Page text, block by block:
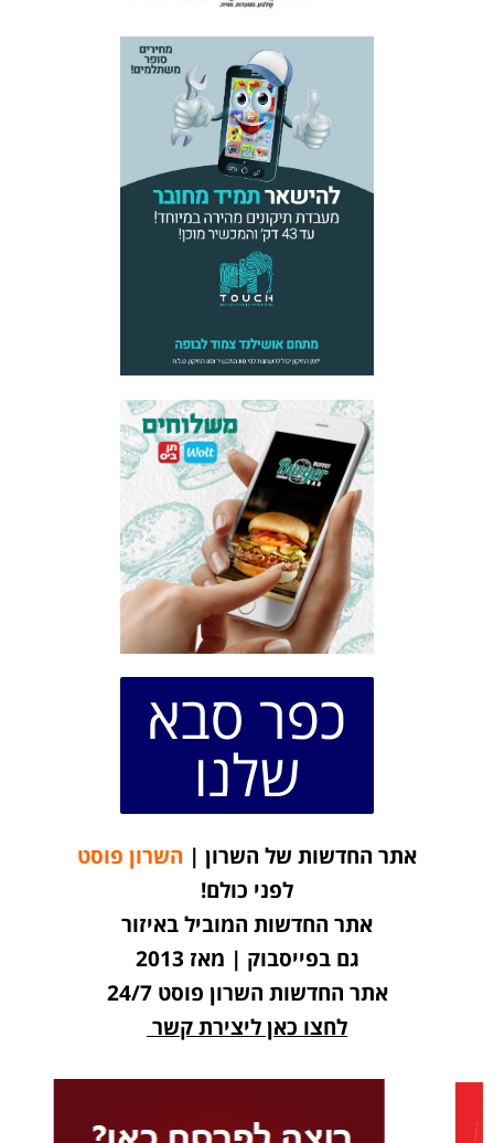
כפר סבא
שלנו
אתר החדשות של השרון | השרון פוסט
לפני כולם!
אתר החדשות המוביל באיזור
גם בפייסבוק | מאז 2013
אתר החדשות השרון פוסט 24/7
לחצו כאן ליצירת קשר